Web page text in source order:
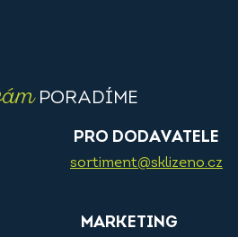
PORADÍME
PRO DODAVATELE
sortiment@sklizeno.cz
MARKETING